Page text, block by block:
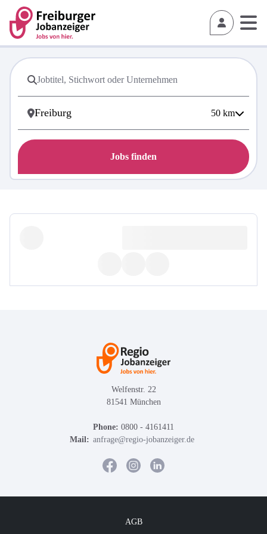
50 km
Jobs finden
Welfenstr. 22
81541 München
Phone: 0800 - 4161411
Mail: anfrage@regio-jobanzeiger.de
AGB